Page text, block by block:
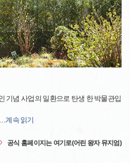
기념 사업의 일환으로 탄생 한 박물관입
계속 읽기
공식 홈페이지는 여기로(어린 왕자 뮤지엄)